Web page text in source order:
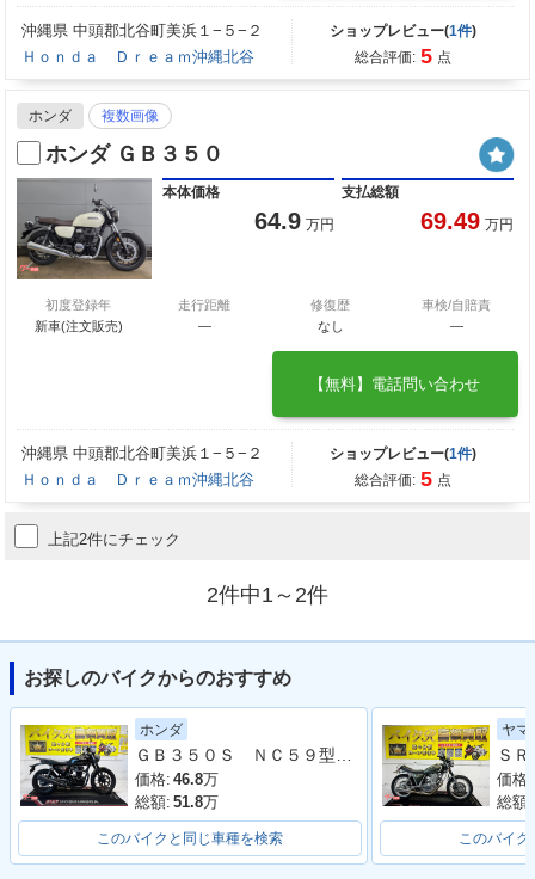
沖縄県 中頭郡北谷町美浜１−５−２
Ｈｏｎｄａ Ｄｒｅａｍ沖縄北谷
ショップレビュー(1件)
総合評価: 5 点
ホンダ 複数画像
ホンダ ＧＢ３５０
本体価格
64.9 万円
支払総額
69.49 万円
初度登録年
新車(注文販売)
走行距離
―
修復歴
なし
車検/自賠責
―
【無料】電話問い合わせ
沖縄県 中頭郡北谷町美浜１−５−２
Ｈｏｎｄａ Ｄｒｅａｍ沖縄北谷
ショップレビュー(1件)
総合評価: 5 点
上記2件にチェック
2件中1～2件
お探しのバイクからのおすすめ
ホンダ
ＧＢ３５０Ｓ ＮＣ５９型 ２０２１年モデル リアキャリア グリップヒーター タコメーター
価格: 46.8万
総額: 51.8万
このバイクと同じ車種を検索
ヤマ
価格:
総額:
このバイク